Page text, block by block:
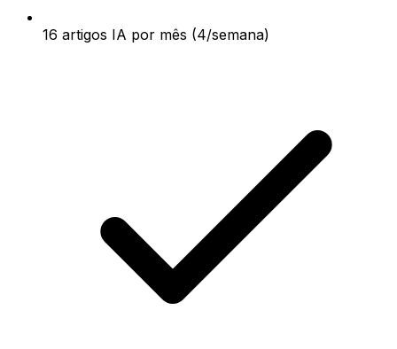
16 artigos IA por mês (4/semana)